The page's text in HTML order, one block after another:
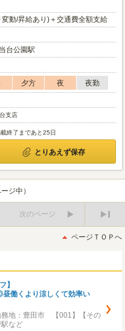
動/昇給あり)＋交通費全額支給
台公園駅
夕方 夜
夜勤
支店
終了まであと25日
とりあえず保存
ジ中）
次のページ
後
ページＴＯＰへ
】
働くより涼しくて効率い
地：豊田市 【001】【その
など